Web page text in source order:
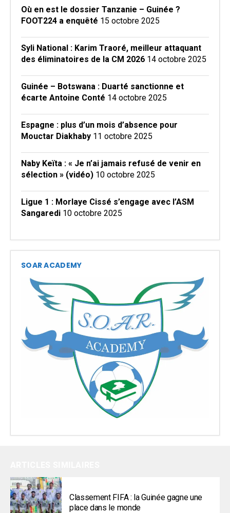
Où en est le dossier Tanzanie – Guinée ?
FOOT224 a enquêté 15 octobre 2025
Syli National : Karim Traoré, meilleur attaquant
des éliminatoires de la CM 2026 14 octobre 2025
Guinée – Botswana : Duarté sanctionne et
écarte Antoine Conté 14 octobre 2025
Espagne : plus d’un mois d’absence pour
Mouctar Diakhaby 11 octobre 2025
Naby Keïta : « Je n’ai jamais refusé de venir en
sélection » (vidéo) 10 octobre 2025
Ligue 1 : Morlaye Cissé s’engage avec l’ASM
Sangaredi 10 octobre 2025
SOAR ACADEMY
Classement FIFA : la Guinée gagne une
place dans le monde